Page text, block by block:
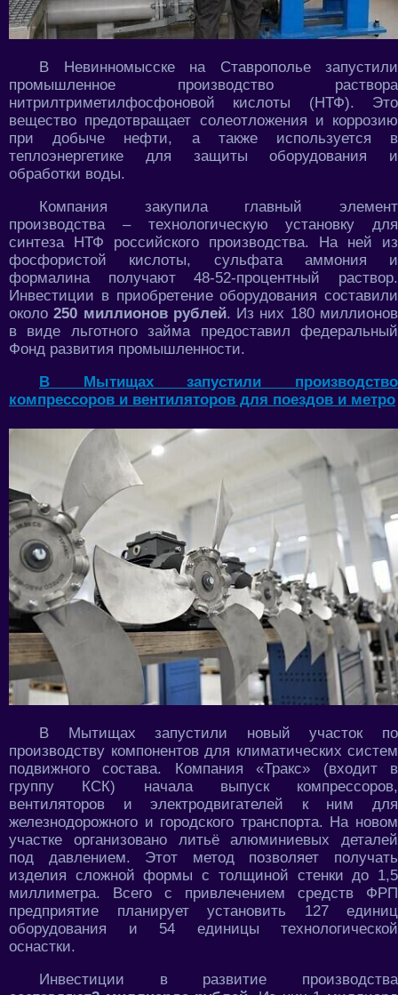
В Невинномысске на Ставрополье запустили
промышленное производство раствора
нитрилтриметилфосфоновой кислоты (НТФ). Это
вещество предотвращает солеотложения и коррозию
при добыче нефти, а также используется в
теплоэнергетике для защиты оборудования и
обработки воды.
Компания закупила главный элемент
производства – технологическую установку для
синтеза НТФ российского производства. На ней из
фосфористой кислоты, сульфата аммония и
формалина получают 48-52-процентный раствор.
Инвестиции в приобретение оборудования составили
около250 миллионов рублей. Из них 180 миллионов
в виде льготного займа предоставил федеральный
Фонд развития промышленности.
В Мытищах запустили производство
компрессоров и вентиляторов для поездов и метро
В Мытищах запустили новый участок по
производству компонентов для климатических систем
подвижного состава. Компания «Тракс» (входит в
группу КСК) начала выпуск компрессоров,
вентиляторов и электродвигателей к ним для
железнодорожного и городского транспорта. На новом
участке организовано литьё алюминиевых деталей
под давлением. Этот метод позволяет получать
изделия сложной формы с толщиной стенки до 1,5
миллиметра. Всего с привлечением средств ФРП
предприятие планирует установить 127 единиц
оборудования и 54 единицы технологической
оснастки.
Инвестиции в развитие производства